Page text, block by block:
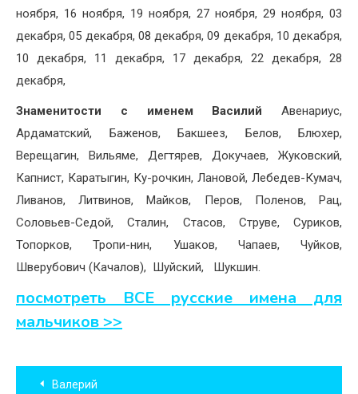
ноября, 16 ноября, 19 ноября, 27 ноября, 29 ноября, 03
декабря, 05 декабря, 08 декабря, 09 декабря, 10 декабря,
10 декабря, 11 декабря, 17 декабря, 22 декабря, 28
декабря,
Знаменитости с именем Василий Авенариус,
Ардаматский, Баженов, Бакшеез, Белов, Блюхер,
Верещагин, Вильяме, Дегтярев, Докучаев, Жуковский,
Капнист, Каратыгин, Ку-рочкин, Лановой, Лебедев-Кумач,
Ливанов, Литвинов, Майков, Перов, Поленов, Рац,
Соловьев-Седой, Сталин, Стасов, Струве, Суриков,
Топорков, Тропи-нин, Ушаков, Чапаев, Чуйков,
Шверубович (Качалов), Шуйский, Шукшин.
посмотреть ВСЕ русские имена для
мальчиков >>
Навигация
Валерий